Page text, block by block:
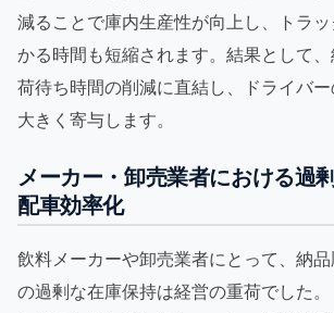
減ることで庫内生産性が向上し、トラ
かる時間も短縮されます。結果として
荷待ち時間の削減に直結し、ドライバ
大きく寄与します。
メーカー・卸売業者における過
配車効率化
飲料メーカーや卸売業者にとって、納
の過剰な在庫保持は経営の重荷でした